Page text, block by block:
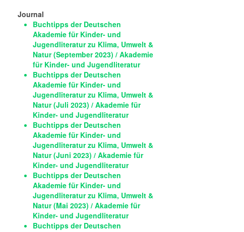
Journal
Buchtipps der Deutschen
Akademie für Kinder- und
Jugendliteratur zu Klima, Umwelt &
Natur (September 2023) / Akademie
für Kinder- und Jugendliteratur
Buchtipps der Deutschen
Akademie für Kinder- und
Jugendliteratur zu Klima, Umwelt &
Natur (Juli 2023) / Akademie für
Kinder- und Jugendliteratur
Buchtipps der Deutschen
Akademie für Kinder- und
Jugendliteratur zu Klima, Umwelt &
Natur (Juni 2023) / Akademie für
Kinder- und Jugendliteratur
Buchtipps der Deutschen
Akademie für Kinder- und
Jugendliteratur zu Klima, Umwelt &
Natur (Mai 2023) / Akademie für
Kinder- und Jugendliteratur
Buchtipps der Deutschen